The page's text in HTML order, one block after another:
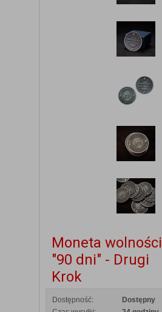
Moneta wolności
"90 dni" - Drugi
Krok
Dostępność:
Dostępny